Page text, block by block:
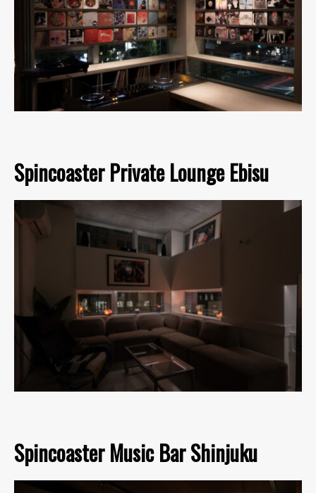
Spincoaster Private Lounge Ebisu
Spincoaster Music Bar Shinjuku